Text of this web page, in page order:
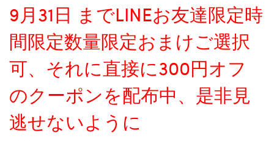
9月31日 までLINEお友達限定時
間限定数量限定おまけご選択
可、それに直接に300円オフ
のクーポンを配布中、是非見
逃せないように